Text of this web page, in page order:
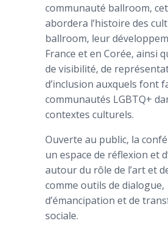
communauté ballroom,
abordera l’histoire des
ballroom, leur
France et en Corée, ainsi
de visibilité, de
d’inclusion auxquels font
communautés LGBTQ+
contextes culturels.
Ouverte au public, la
un espace de réflexion et
autour du rôle de l’art et
comme outils de dialogue,
d’émancipation et de
sociale.